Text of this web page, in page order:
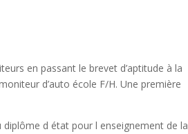
en passant le brevet d’aptitude à la
d’auto école F/H. Une première
d état pour l enseignement de la